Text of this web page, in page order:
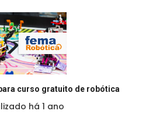
curso gratuito de robótica
há 1 ano